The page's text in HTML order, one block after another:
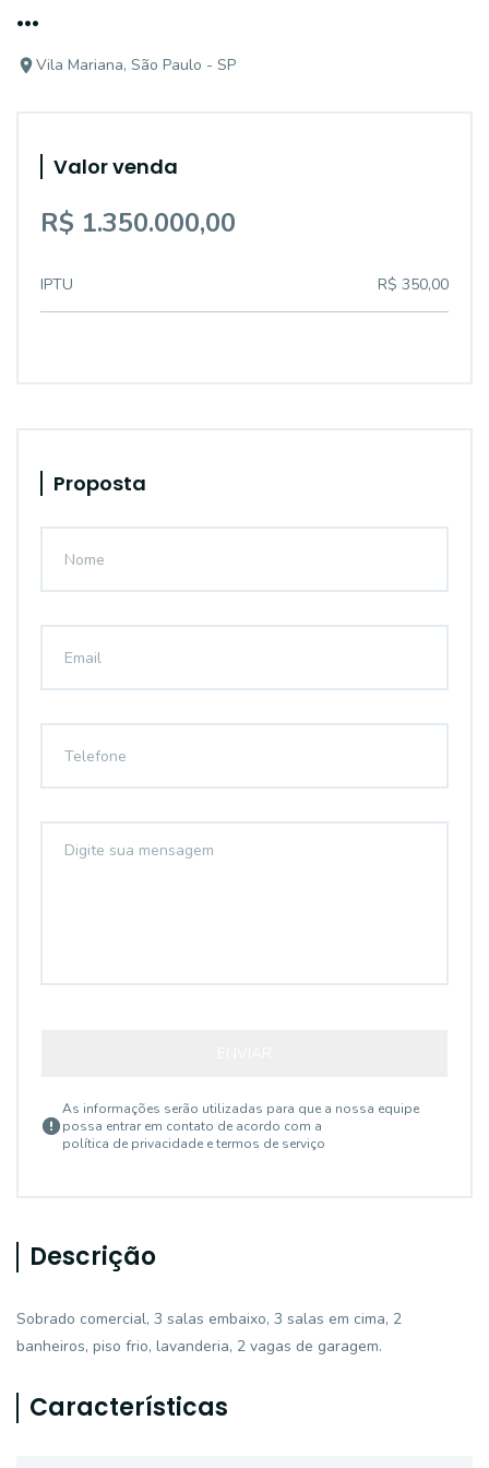
...
Vila Mariana, São Paulo - SP
Valor venda
R$ 1.350.000,00
IPTU R$ 350,00
Proposta
As informações serão utilizadas para que a nossa equipe
possa entrar em contato de acordo com a
política de privacidade e termos de serviço
Descrição
Sobrado comercial, 3 salas embaixo, 3 salas em cima, 2
banheiros, piso frio, lavanderia, 2 vagas de garagem.
Características